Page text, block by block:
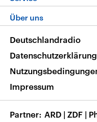
Nachrichtenleicht
Neue Beiträge
Podcasts
Deutschlandfunk
Nachrichten App
Frequenzen
FAQ
Veranstaltungen
Musikliste
RSS
Über uns
Barrierefreiheit
Deutschlandradio
Datenschutzerklärung
Impressum
Partner ARD | ZDF |